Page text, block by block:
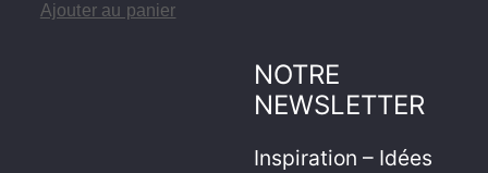
Ajouter au panier
NOTRE
NEWSLETTER
Inspiration – Idées